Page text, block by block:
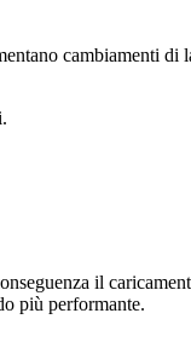
cambiamenti di
il
più performante.